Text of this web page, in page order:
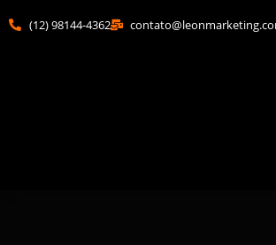
(12) 98144-4362